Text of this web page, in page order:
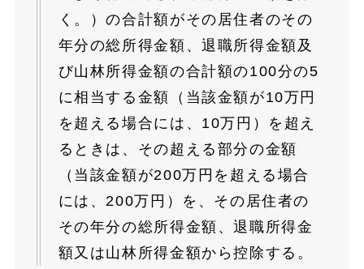
く。）の合計額がその居住者のその
年分の総所得金額、退職所得金額及
び山林所得金額の合計額の100分の5
に相当する金額（当該金額が10万円
を超える場合には、10万円）を超え
るときは、その超える部分の金額
（当該金額が200万円を超える場合
には、200万円）を、その居住者の
その年分の総所得金額、退職所得金
額又は山林所得金額から控除する。